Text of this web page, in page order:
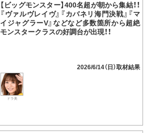
【ビッグモンスター】400名超が朝から集結！！
『ヴァルヴレイヴ』『カバネリ海門決戦』『マ
イジャグラーV』などなど多数箇所から超絶
モンスタークラスの好調台が出現！！
2026/6/14（日）
ドラ美